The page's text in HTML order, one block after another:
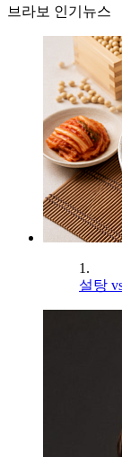
브라보 인기뉴스
1.
설탕